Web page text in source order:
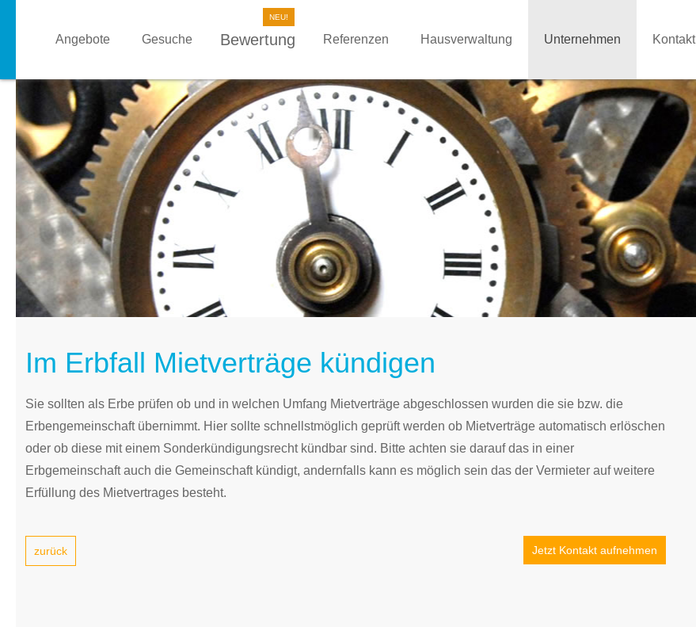
Angebote Gesuche Bewertung Referenzen Hausverwaltung Unternehmen Kontakt
Im Erbfall Mietverträge kündigen
Sie sollten als Erbe prüfen ob und in welchen Umfang Mietverträge abgeschlossen wurden die sie bzw. die
Erbengemeinschaft übernimmt. Hier sollte schnellstmöglich geprüft werden ob Mietverträge automatisch erlöschen
oder ob diese mit einem Sonderkündigungsrecht kündbar sind. Bitte achten sie darauf das in einer
Erbgemeinschaft auch die Gemeinschaft kündigt, andernfalls kann es möglich sein das der Vermieter auf weitere
Erfüllung des Mietvertrages besteht.
zurück Jetzt Kontakt aufnehmen